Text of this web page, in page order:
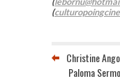
(
Christine
Paloma